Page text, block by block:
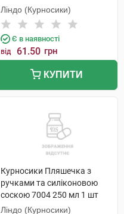
Ліндо (Курносики)
Є в наявності
від 61.50 грн
КУПИТИ
Курносики Пляшечка з
ручками та силіконовою
соскою 7004 250 мл 1 шт
Ліндо (Курносики)